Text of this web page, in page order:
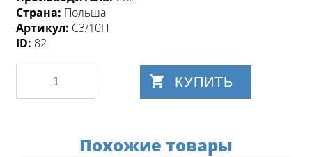
Страна: Польша
Артикул: С3/10П
ID: 82
КУПИТЬ
Похожие товары